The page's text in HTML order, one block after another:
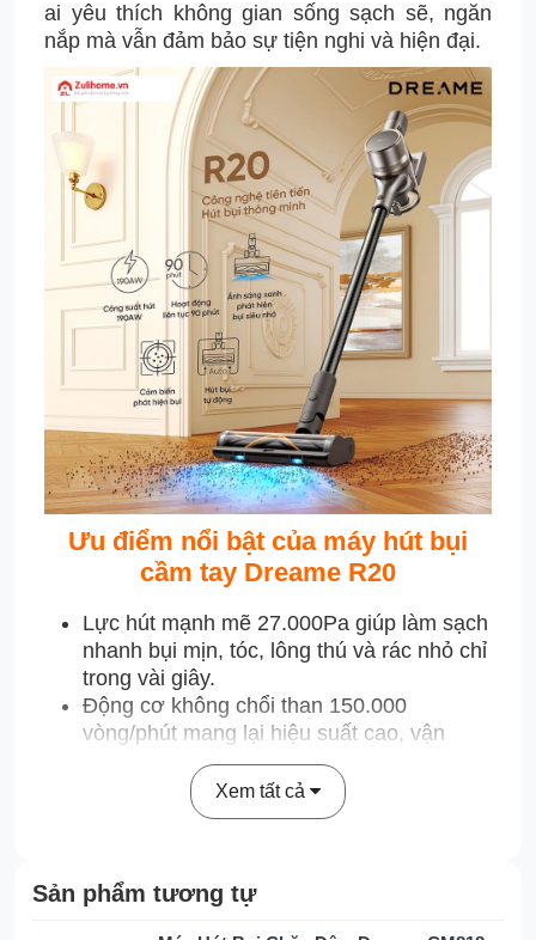
ai yêu thích không gian sống sạch sẽ, ngăn
nắp mà vẫn đảm bảo sự tiện nghi và hiện đại.
Ưu điểm nổi bật của máy hút bụi
cầm tay Dreame R20
Lực hút mạnh mẽ 27.000Pa giúp làm sạch
nhanh bụi mịn, tóc, lông thú và rác nhỏ chỉ
trong vài giây.
Động cơ không chổi than 150.000
vòng/phút mang lại hiệu suất cao, vận
hành bền bỉ và êm ái.
Cảm biến bụi thông minh tự động nhận
diện mức độ bẩn và điều chỉnh lực hút phù
trợ làm sạch hiệu quả ngay cả ở khu vực
Xem tất cả
Sản phẩm tương tự